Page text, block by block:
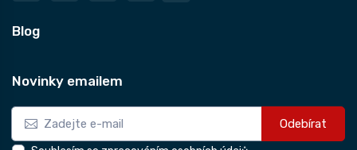
Blog
Novinky emailem
Odebírat